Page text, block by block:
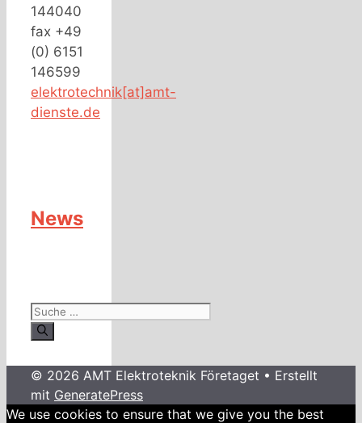
144040
fax +49
(0) 6151
146599
elektrotechnik[at]amt-
dienste.de
News
Suche
nach:
© 2026 AMT Elektroteknik Företaget • Erstellt
mit GeneratePress
We use cookies to ensure that we give you the best